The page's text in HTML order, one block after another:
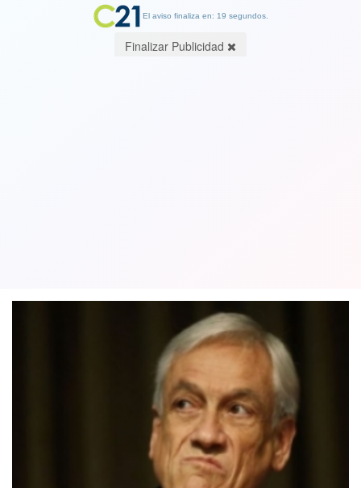
El aviso finaliza en: 19 segundos.
Finalizar Publicidad